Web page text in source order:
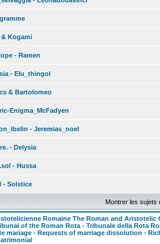
Kogami
- Ramen
- Elu_thingol
& Bartolomeo
Enigma_McFadyen
- Jeremias_noel
- Delysia
- Hussa
- Solstice
Montrer les sujets
Romaine The Roman and Aristotelic
of the Roman Rota - Tribunale della Rota
mariage - Requests of marriage dissolution -